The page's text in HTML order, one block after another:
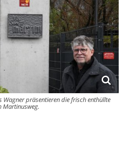
Wagner präsentieren die frisch enthüllte
Martinusweg.